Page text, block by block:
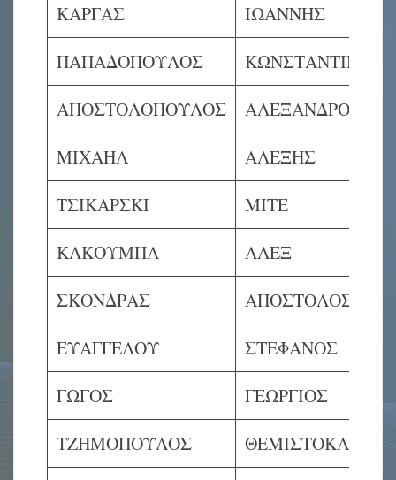
ΚΑΡΓΑΣ
ΙΩΑΝΝΗΣ
ΠΑΠΑΔΟΠΟΥΛΟΣ
ΚΩΝΣΤΑΝΤΙΝΟΣ
ΑΠΟΣΤΟΛΟΠΟΥΛΟΣ
ΑΛΕΞΑΝΔΡΟΣ
ΜΙΧΑΗΛ
ΑΛΕΞΗΣ
ΤΣΙΚΑΡΣΚΙ
ΜΙΤΕ
ΚΑΚΟΥΜΠΑ
ΑΛΕΞ
ΣΚΟΝΔΡΑΣ
ΑΠΟΣΤΟΛΟΣ
ΕΥΑΓΓΕΛΟΥ
ΣΤΕΦΑΝΟΣ
ΓΩΓΟΣ
ΓΕΩΡΓΙΟΣ
ΤΖΗΜΟΠΟΥΛΟΣ
ΘΕΜΙΣΤΟΚΛΗΣ